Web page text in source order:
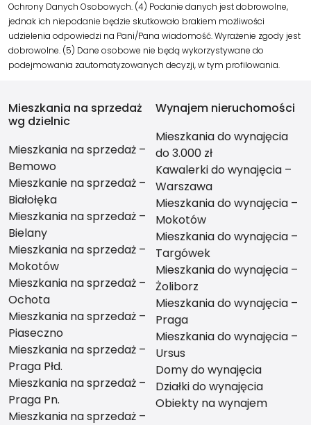
Ochrony Danych Osobowych. (4) Podanie danych jest dobrowolne,
jednak ich niepodanie będzie skutkowało brakiem możliwości
udzielenia odpowiedzi na Pani/Pana wiadomość. Wyrażenie zgody jest
dobrowolne. (5) Dane osobowe nie będą wykorzystywane do
podejmowania zautomatyzowanych decyzji, w tym profilowania.
Mieszkania na sprzedaż
wg dzielnic
Mieszkania na sprzedaż –
Bemowo
Mieszkanie na sprzedaż –
Białołęka
Mieszkania na sprzedaż –
Bielany
Mieszkania na sprzedaż –
Mokotów
Mieszkania na sprzedaż –
Ochota
Mieszkania na sprzedaż –
Piaseczno
Mieszkania na sprzedaż –
Praga Płd.
Mieszkania na sprzedaż –
Praga Pn.
Mieszkania na sprzedaż –
Wynajem nieruchomości
Mieszkania do wynajęcia
do 3.000 zł
Kawalerki do wynajęcia –
Warszawa
Mieszkania do wynajęcia –
Mokotów
Mieszkania do wynajęcia –
Targówek
Mieszkania do wynajęcia –
Żoliborz
Mieszkania do wynajęcia –
Praga
Mieszkania do wynajęcia –
Ursus
Domy do wynajęcia
Działki do wynajęcia
Obiekty na wynajem